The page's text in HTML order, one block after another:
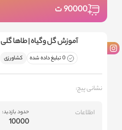
90000ت
آموزش گل وگیاه | طاها گلی
0 تبلیغ داده شده کشاورزی
نشانی پیج:
اطلاعات حدود بازدید:
10000